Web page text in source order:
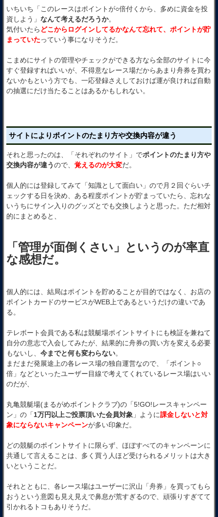
いちいち「このレースはポイントが○倍付くから、多めに資金を投
資しよう」 なんて考えるだろうか。
気付いたら どこからログインしてるかなんて忘れて、ポイントが貯
まっていたっていう事になりそうだ。
こまめにサイトの管理やチェックができる方なら全部のサイトに今
すぐ登録すればいいが、不得意なレース場だからあまり舟券を買わ
ないかもという方でも、一応登録さえしておけば運が良ければ自動
の抽選にだけ当たることはあるかもしれない。
サイトによりポイントのたまり方や交換内容が違う
それと思ったのは、「それぞれのサイト」でポイントのたまり方や
交換内容が違うので、 覚えるのが大変だ。
個人的には登録してみて「知識として面白い」ので月２回ぐらいチ
ェックする日を決め、ある程度ポイントが貯まっていたら、忘れな
いうちにサイン入りのグッズとでも交換しようと思った。ただ相対
的にまとめると、
「管理が面倒くさい」というのが率直
な感想だ。
個人的には、結局はポイントを貯めることが目的ではなく、お店の
ポイントカードのサービスがWEB上であるというだけの違いであ
る。
テレボート会員である私は競艇場ポイントサイトにも検証を兼ねて
自分の意志で入会してみたが、結果的に舟券の買い方を変える必要
もないし、 今までと何も変わらない。
まだまだ発展途上の各レース場の独自運営なので、「ポイント○
倍」などといったユーザー目線で考えてくれているレース場はいい
のだが、
丸亀競艇場(まるがめポイントクラブ)の「5!GO!レースキャンペー
ン」の「1万円以上ご投票頂いた会員対象 」ように課金しないと対
象にならないキャンペーンが多い印象だ。
どの競艇のポイントサイトに限らず、ほぼすべてのキャンペーンに
共通して言えることは、多く買う人ほど受けられるメリットは大き
いということだ。
それとともに、各レース場はユーザーに沢山「舟券」を買ってもら
おうという意図も見え見えで鼻息が荒すぎるので、頑張りすぎてて
引かれるトコもありそうだ。